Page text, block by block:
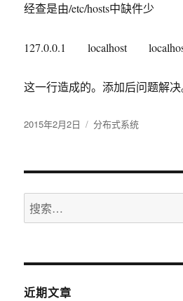
经查是由/etc/hosts中缺件少
127.0.0.1 localhost
这一行造成的。添加后问题解决
发
2015年2月2日
分
分布式系统
搜
索：
近期文章